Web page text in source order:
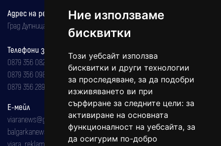
Ние използваме
бисквитки
Този уебсайт използва
бисквитки и други технологии
за проследяване, за да подобри
изживяването ви при
сърфиране за следните цели: за
активиране на основната
функционалност на уебсайта, за
да осигурим по-добро
Адрес на редакцията
Град Дупница, ул.''Христо Ботев" 43
Телефони за реклама и абонаменти
0879 356 082
0879 356 098
0879 356 289
Е-мейл
viaranews@gmail.com
balgarkanews@gmail.com
viara_reklama@mail.bg